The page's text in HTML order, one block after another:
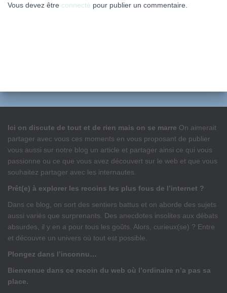
Vous devez être connecté pour publier un commentaire.
Ici on discute de tout et de rien mais on se marre On aimerait
partager avec vous ces moments en vous proposant de publier
vous aussi sur notre blog un article et partager ainsi ce qui vous
passionne ou ce que vous avez découvert sur le web et que vous
souhaitez partager avec les internautes.
Prêt(e) à explorer les recoins les plus fous de l’internet ?
Dans ce blog, on sort des sentiers battus et on aborde des sujets
aussi variés que surprenants. Des anecdotes insolites aux débats
absurdes, il y en a pour tous les goûts. Alors, curieux(se) ? Entre
et découvre un univers où tout est possible.
Plongez dans l’inconnu…
Bienvenue dans ce recoin du web où l’ordinaire n’a pas sa
place.